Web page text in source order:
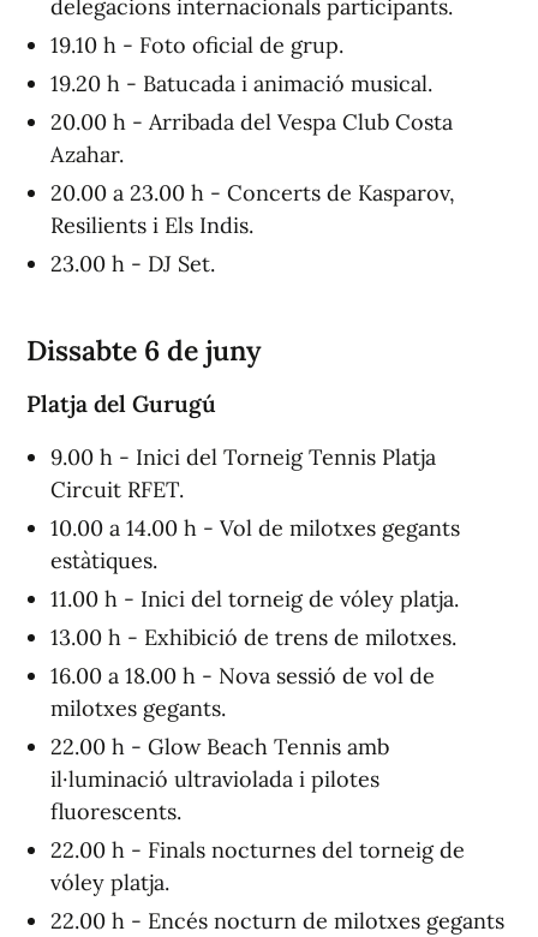
delegacions internacionals participants.
19.10 h - Foto oficial de grup.
19.20 h - Batucada i animació musical.
20.00 h - Arribada del Vespa Club Costa
Azahar.
20.00 a 23.00 h - Concerts de Kasparov,
Resilients i Els Indis.
23.00 h - DJ Set.
Dissabte 6 de juny
Platja del Gurugú
9.00 h - Inici del Torneig Tennis Platja
Circuit RFET.
10.00 a 14.00 h - Vol de milotxes gegants
estàtiques.
11.00 h - Inici del torneig de vóley platja.
13.00 h - Exhibició de trens de milotxes.
16.00 a 18.00 h - Nova sessió de vol de
milotxes gegants.
22.00 h - Glow Beach Tennis amb
il·luminació ultraviolada i pilotes
fluorescents.
22.00 h - Finals nocturnes del torneig de
vóley platja.
22.00 h - Encés nocturn de milotxes gegants